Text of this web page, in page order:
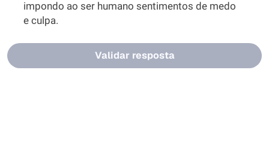
impondo ao ser humano sentimentos de medo
e culpa.
Validar resposta